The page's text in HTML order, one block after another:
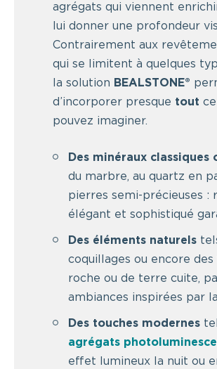
agrégats qui viennent
lui donner une profondeur
Contrairement aux
qui se limitent à quelques
la solution BEALSTONE®
d’incorporer presque tout
pouvez imaginer.
Des minéraux classiques
du marbre, au quartz en
pierres semi-précieuses :
élégant et sophistiqué
Des éléments naturels
coquillages ou encore
roche ou de terre cuite,
ambiances inspirées par
Des touches modernes
agrégats
effet lumineux la nuit ou